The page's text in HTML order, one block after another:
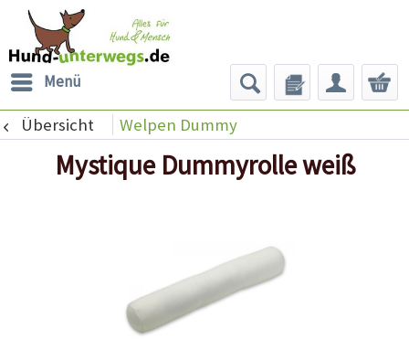
Menü
Übersicht Welpen Dummy
Mystique Dummyrolle weiß